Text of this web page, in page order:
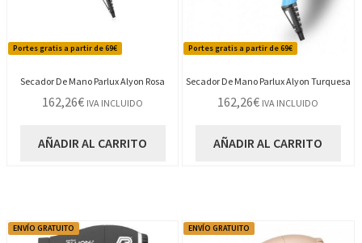
Portes gratis a partir de 69€
Secador De Mano Parlux Alyon Rosa
162,26€ IVA INCLUIDO
AÑADIR AL CARRITO
Portes gratis a partir de 69€
Secador De Mano Parlux Alyon Turquesa
162,26€ IVA INCLUIDO
AÑADIR AL CARRITO
ENVÍO GRATUITO ENVÍO GRATUITO